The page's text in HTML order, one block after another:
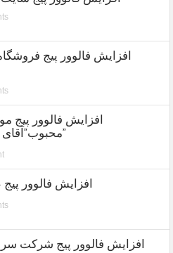
افزایش فالوور پیج
افزایش فالوور پیج
محبوب”آقای سعید بنازاده”
افزایش فالوور
افزایش فالوور پیج شرکت